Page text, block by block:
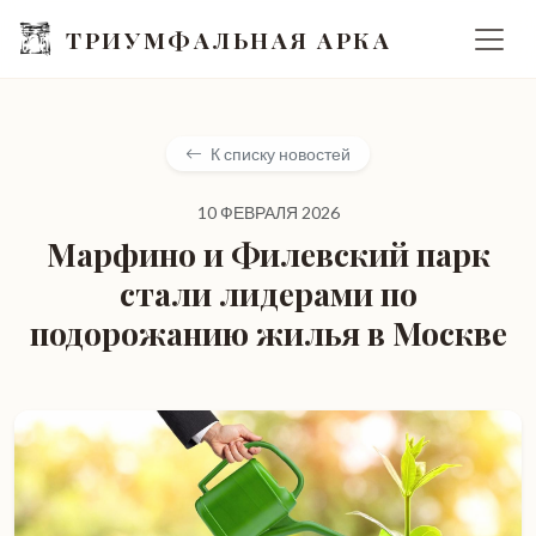
ТРИУМФАЛЬНАЯ АРКА
К списку новостей
10 ФЕВРАЛЯ 2026
Марфино и Филевский парк
стали лидерами по
подорожанию жилья в Москве